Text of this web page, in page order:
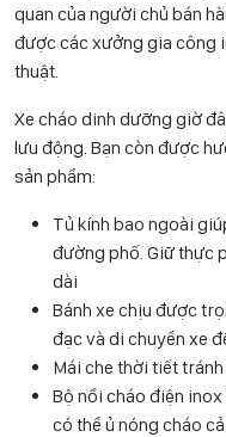
quan của người chủ bán
được các xưởng gia công
thuật.
Xe cháo dinh dưỡng giờ
lưu động. Bạn còn được
sản phẩm:
Tủ kính bao ngoài
đường phố. Giữ thực
dài
Bánh xe chịu được
đạc và di chuyển xe
Mái che thời tiết
Bộ nồi cháo điện inox
có thể ủ nóng cháo